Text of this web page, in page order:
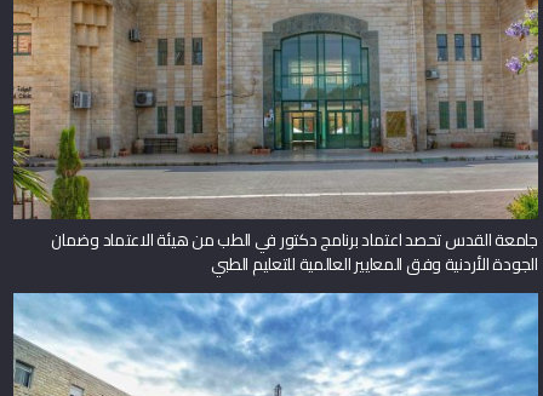
جامعة القدس تحصد اعتماد برنامج دكتور في الطب من هيئة الاعتماد وضمان
الجودة الأردنية وفق المعايير العالمية للتعليم الطبي